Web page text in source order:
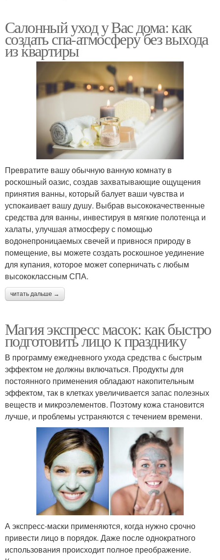
Салонный уход у Вас дома: как
создать спа-атмосферу без выхода
из квартиры
Превратите вашу обычную ванную комнату в
роскошный оазис, создав захватывающие ощущения
принятия ванны, который балует ваши чувства и
успокаивает вашу душу. Выбрав высококачественные
средства для ванны, инвестируя в мягкие полотенца и
халаты, улучшая атмосферу с помощью
водонепроницаемых свечей и привнося природу в
помещение, вы можете создать роскошное уединение
для купания, которое может соперничать с любым
высококлассным СПА.
читать дальше →
Магия экспресс масок: как быстро
подготовить лицо к празднику
В программу ежедневного ухода средства с быстрым
эффектом не должны включаться. Продукты для
постоянного применения обладают накопительным
эффектом, так в клетках увеличивается запас полезных
веществ и микроэлементов. Поэтому кожа становится
лучше, и проблемы устраняются с течением времени.
А экспресс-маски применяются, когда нужно срочно
привести лицо в порядок. Даже после однократного
использования происходит полное преображение.